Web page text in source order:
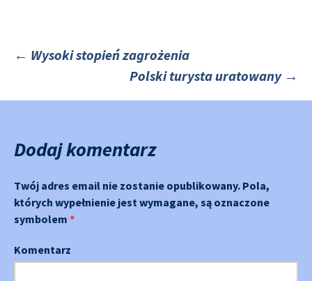
Nawigacja
← Wysoki stopień zagrożenia
Polski turysta uratowany →
Dodaj komentarz
Twój adres email nie zostanie opublikowany. Pola,
których wypełnienie jest wymagane, są oznaczone
symbolem *
Komentarz